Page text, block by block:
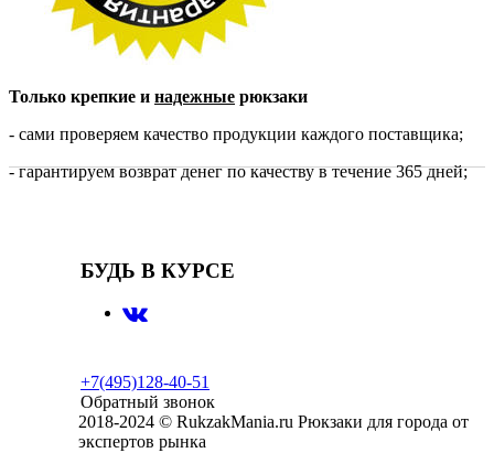
Только крепкие и надежные рюкзаки
- сами проверяем качество продукции каждого поставщика;
- гарантируем возврат денег по качеству в течение 365 дней;
БУДЬ В КУРСЕ
+7(495)128-40-51
Обратный звонок
2018-2024 © RukzakMania.ru Рюкзаки для города от
экспертов рынка